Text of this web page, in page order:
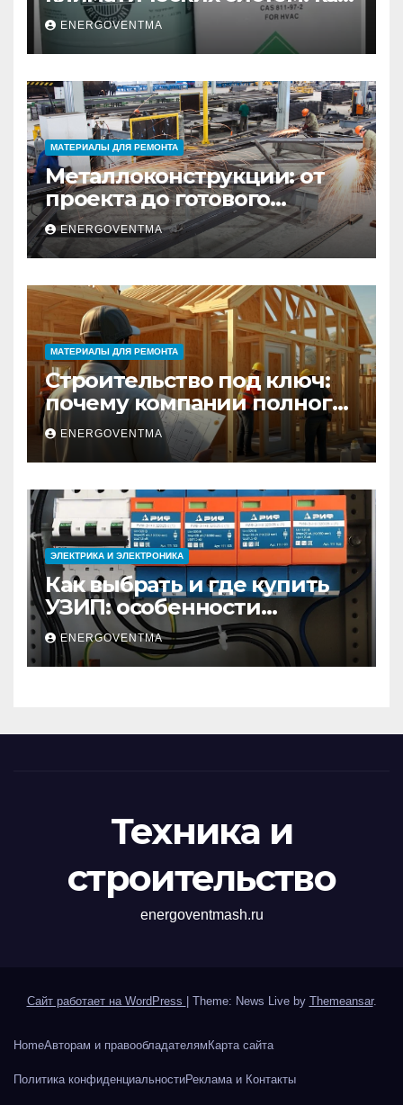
выбрать и купить фреон в
Санкт-Петербурге
ENERGOVENTMA
МАТЕРИАЛЫ ДЛЯ РЕМОНТА
Металлоконструкции: от
проекта до готового
изделия – полный
практический гид
ENERGOVENTMA
МАТЕРИАЛЫ ДЛЯ РЕМОНТА
Строительство под ключ:
почему компании полного
цикла меняют рынок
недвижимости
ENERGOVENTMA
ЭЛЕКТРИКА И ЭЛЕКТРОНИКА
Как выбрать и где купить
УЗИП: особенности
устройств защиты от
импульсных
перенапряжений
ENERGOVENTMA
Техника и
строительство
energoventmash.ru
Сайт работает на WordPress Theme: News Live by Themeansar.
HomeАвторам и правообладателямКарта сайта
Политика конфиденциальностиРеклама и Контакты